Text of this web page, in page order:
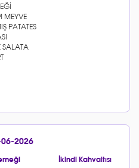
06-2026
İkindi Kahvaltısı